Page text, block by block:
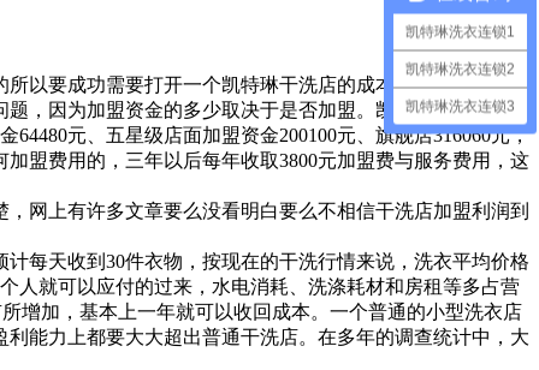
以要成功需要打开一个凯特琳干洗店的成本和利润多少?
，因为加盟资金的多少取决于是否加盟。凯特琳洗衣连锁针
元、五星级店面加盟资金200100元、旗舰店316060元，
盟费用的，三年以后每年收取3800元加盟费与服务费用，这
网上有许多文章要么没看明白要么不相信干洗店加盟利润到
每天收到30件衣物，按现在的干洗行情来说，洗衣平均价格
人就可以应付的过来，水电消耗、洗涤耗材和房租等多占营
增加，基本上一年就可以收回成本。一个普通的小型洗衣店
能力上都要大大超出普通干洗店。在多年的调查统计中，大
凯特琳洗衣连锁1
凯特琳洗衣连锁2
凯特琳洗衣连锁3